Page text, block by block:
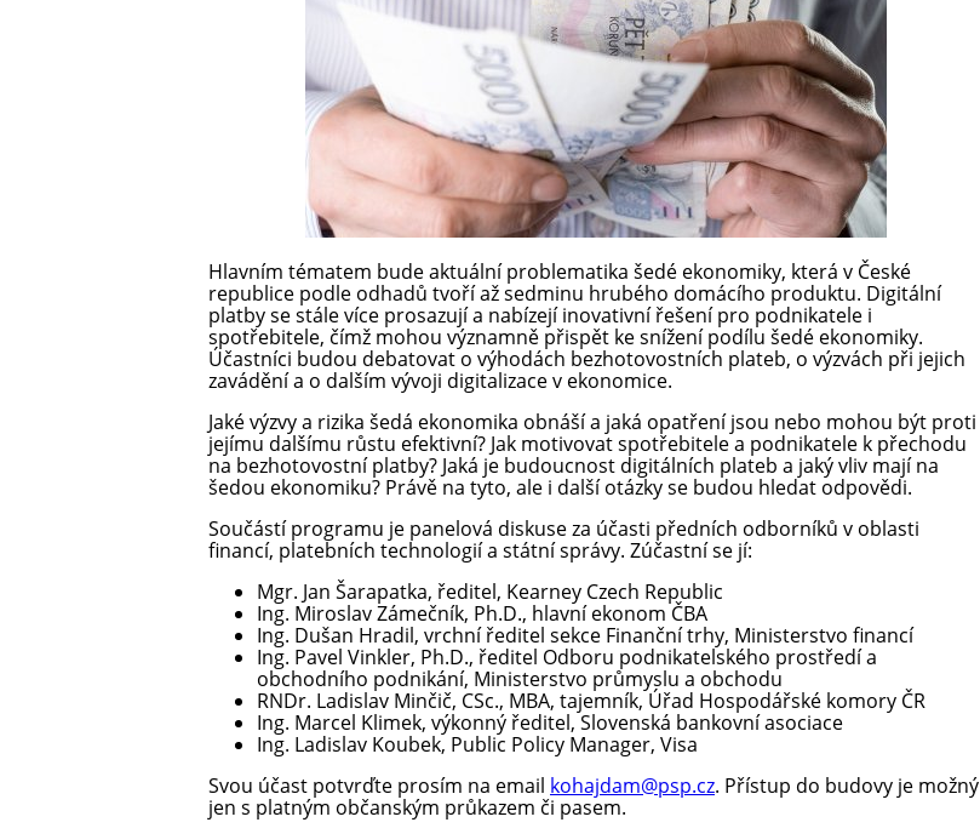
Hlavním tématem bude aktuální problematika šedé ekonomiky, která v České
republice podle odhadů tvoří až sedminu hrubého domácího produktu. Digitální
platby se stále více prosazují a nabízejí inovativní řešení pro podnikatele i
spotřebitele, čímž mohou významně přispět ke snížení podílu šedé ekonomiky.
Účastníci budou debatovat o výhodách bezhotovostních plateb, o výzvách při jejich
zavádění a o dalším vývoji digitalizace v ekonomice.
Jaké výzvy a rizika šedá ekonomika obnáší a jaká opatření jsou nebo mohou být proti
jejímu dalšímu růstu efektivní? Jak motivovat spotřebitele a podnikatele k přechodu
na bezhotovostní platby? Jaká je budoucnost digitálních plateb a jaký vliv mají na
šedou ekonomiku? Právě na tyto, ale i další otázky se budou hledat odpovědi.
Součástí programu je panelová diskuse za účasti předních odborníků v oblasti
financí, platebních technologií a státní správy. Zúčastní se jí:
Mgr. Jan Šarapatka, ředitel, Kearney Czech Republic
Ing. Miroslav Zámečník, Ph.D., hlavní ekonom ČBA
Ing. Dušan Hradil, vrchní ředitel sekce Finanční trhy, Ministerstvo financí
Ing. Pavel Vinkler, Ph.D., ředitel Odboru podnikatelského prostředí a
obchodního podnikání, Ministerstvo průmyslu a obchodu
RNDr. Ladislav Minčič, CSc., MBA, tajemník, Úřad Hospodářské komory ČR
Ing. Marcel Klimek, výkonný ředitel, Slovenská bankovní asociace
Ing. Ladislav Koubek, Public Policy Manager, Visa
Svou účast potvrďte prosím na email kohajdam@psp.cz. Přístup do budovy je možný
jen s platným občanským průkazem či pasem.